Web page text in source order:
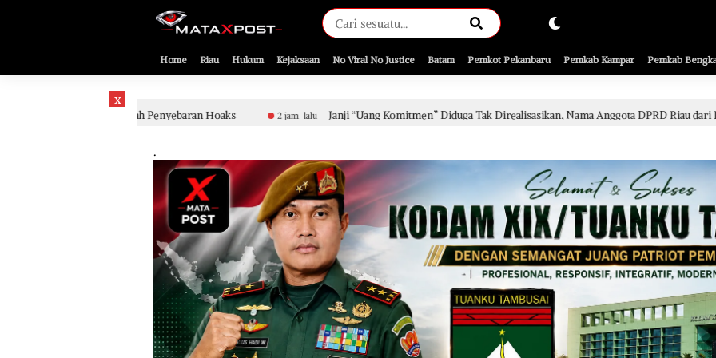
[gnpub_google_news_follow]
Home Riau Hukum Kejaksaan No Viral No Justice Batam Pemkot Pekanbaru Pemkab Kampar Pemkab
x
2 jam lalu Janji “Uang Komitmen” Diduga Tak Direalisasikan, Nama Anggota DPRD Riau dari PKB Jadi Sorotan
.